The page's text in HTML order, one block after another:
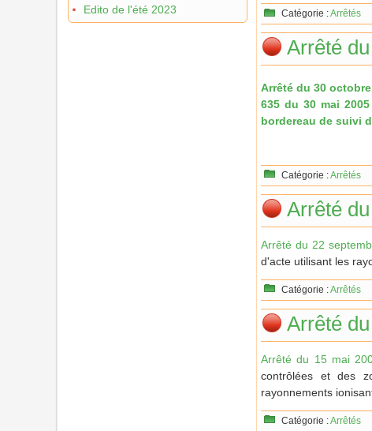
Edito de l'été 2023
Catégorie :Arrêtés
Arrêté
Arrêté du 30
635 du 30 mai
bordereau de suivi
Catégorie :Arrêtés
Arrêté
Arrêté du 22
d'acte utilisant les
Catégorie :Arrêtés
Arrêté
Arrêté du 15 mai
contrôlées et des
rayonnements
Catégorie :Arrêtés